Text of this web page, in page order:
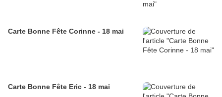
Carte Bonne Fête Corinne - 18 mai
Carte Bonne Fête Eric - 18 mai